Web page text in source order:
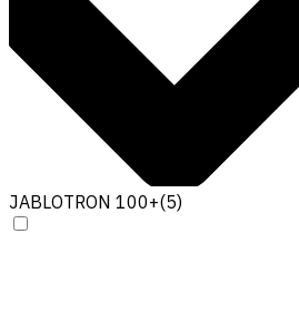
JABLOTRON 100+(5)